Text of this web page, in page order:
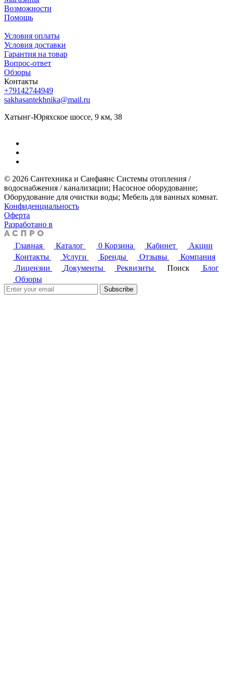
Возможности
Помощь
Условия оплаты
Условия доставки
Гарантия на товар
Вопрос-ответ
Обзоры
Контакты
+79142744949
sakhasantekhnika@mail.ru
Хатынг-Юряхское шоссе, 9 км, 38
© 2026 Сантехника и Санфаянс ​Системы отопления /
водоснабжения / канализации; ​Насосное оборудование; ​
Оборудование для очистки воды; ​Мебель для ванных комнат.
Конфиденциальность
Оферта
Разработано в
Главная Каталог 0 Корзина Кабинет
Акции
Контакты
Услуги Бренды Отзывы
Компания
Лицензии
Документы Реквизиты Поиск
Блог
Обзоры
Subscribe